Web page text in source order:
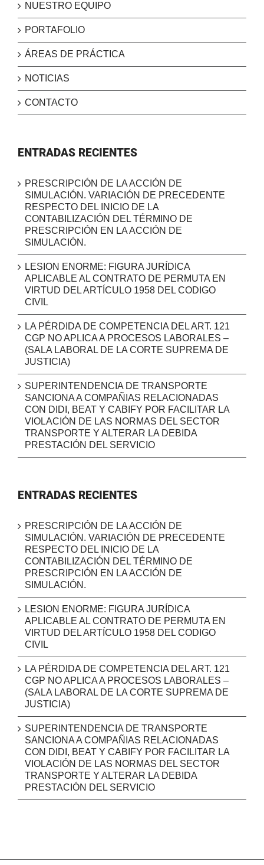
NUESTRO EQUIPO
PORTAFOLIO
ÁREAS DE PRÁCTICA
NOTICIAS
CONTACTO
ENTRADAS RECIENTES
PRESCRIPCIÓN DE LA ACCIÓN DE
SIMULACIÓN. VARIACIÓN DE PRECEDENTE
RESPECTO DEL INICIO DE LA
CONTABILIZACIÓN DEL TÉRMINO DE
PRESCRIPCIÓN EN LA ACCIÓN DE
SIMULACIÓN.
LESION ENORME: FIGURA JURÍDICA
APLICABLE AL CONTRATO DE PERMUTA EN
VIRTUD DEL ARTÍCULO 1958 DEL CODIGO
CIVIL
LA PÉRDIDA DE COMPETENCIA DEL ART. 121
CGP NO APLICA A PROCESOS LABORALES –
(SALA LABORAL DE LA CORTE SUPREMA DE
JUSTICIA)
SUPERINTENDENCIA DE TRANSPORTE
SANCIONA A COMPAÑIAS RELACIONADAS
CON DIDI, BEAT Y CABIFY POR FACILITAR LA
VIOLACIÓN DE LAS NORMAS DEL SECTOR
TRANSPORTE Y ALTERAR LA DEBIDA
PRESTACIÓN DEL SERVICIO
ENTRADAS RECIENTES
PRESCRIPCIÓN DE LA ACCIÓN DE
SIMULACIÓN. VARIACIÓN DE PRECEDENTE
RESPECTO DEL INICIO DE LA
CONTABILIZACIÓN DEL TÉRMINO DE
PRESCRIPCIÓN EN LA ACCIÓN DE
SIMULACIÓN.
LESION ENORME: FIGURA JURÍDICA
APLICABLE AL CONTRATO DE PERMUTA EN
VIRTUD DEL ARTÍCULO 1958 DEL CODIGO
CIVIL
LA PÉRDIDA DE COMPETENCIA DEL ART. 121
CGP NO APLICA A PROCESOS LABORALES –
(SALA LABORAL DE LA CORTE SUPREMA DE
JUSTICIA)
SUPERINTENDENCIA DE TRANSPORTE
SANCIONA A COMPAÑIAS RELACIONADAS
CON DIDI, BEAT Y CABIFY POR FACILITAR LA
VIOLACIÓN DE LAS NORMAS DEL SECTOR
TRANSPORTE Y ALTERAR LA DEBIDA
PRESTACIÓN DEL SERVICIO